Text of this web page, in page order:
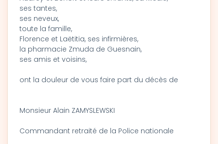
ses tantes,
ses neveux,
toute la famille,
Florence et Laëtitia, ses infirmières,
la pharmacie Zmuda de Guesnain,
ses amis et voisins,
ont la douleur de vous faire part du décès de
Monsieur Alain ZAMYSLEWSKI
Commandant retraité de la Police nationale